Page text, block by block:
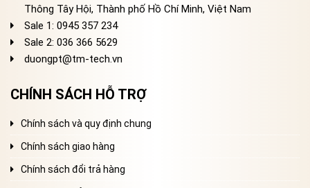
Thông Tây Hội, Thành phố Hồ Chí Minh, Việt Nam
Sale 1: 0945 357 234
Sale 2: 036 366 5629
duongpt@tm-tech.vn
CHÍNH SÁCH HỖ TRỢ
Chính sách và quy định chung
Chính sách giao hàng
Chính sách đổi trả hàng